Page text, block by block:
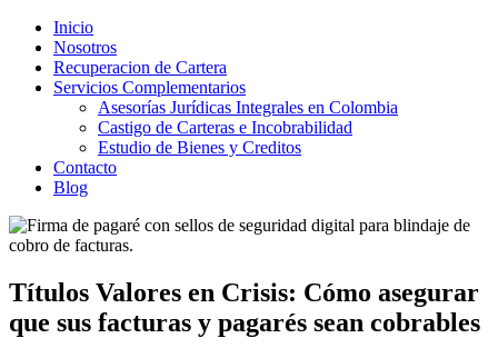
Inicio
Nosotros
Recuperacion de Cartera
Servicios Complementarios
Asesorías Jurídicas Integrales en Colombia
Castigo de Carteras e Incobrabilidad
Estudio de Bienes y Creditos
Contacto
Blog
Títulos Valores en Crisis: Cómo asegurar
que sus facturas y pagarés sean cobrables